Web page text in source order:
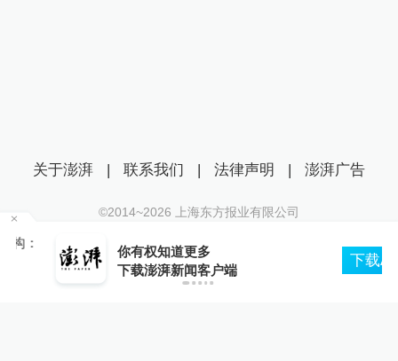
你有权知道更多
下载澎湃新闻客户端
下载APP
关于澎湃 | 联系我们 | 法律声明 | 澎湃广告
©2014~2026 上海东方报业有限公司
互联网新闻信息服务许可证：31120170006
沪公网安备 31010602000299号